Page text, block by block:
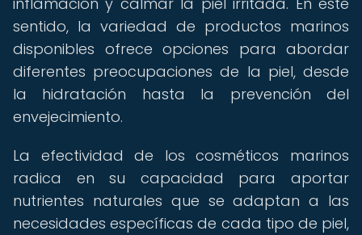
sentido, la variedad de productos marinos
disponibles ofrece opciones para abordar
diferentes preocupaciones de la piel, desde
la hidratación hasta la prevención del
envejecimiento.
La efectividad de los cosméticos marinos
radica en su capacidad para aportar
nutrientes naturales que se adaptan a las
necesidades específicas de cada tipo de piel,